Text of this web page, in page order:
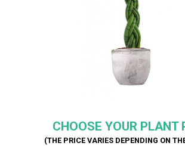
CHOOSE YOUR PLANT
(THE PRICE VARIES DEPENDING ON